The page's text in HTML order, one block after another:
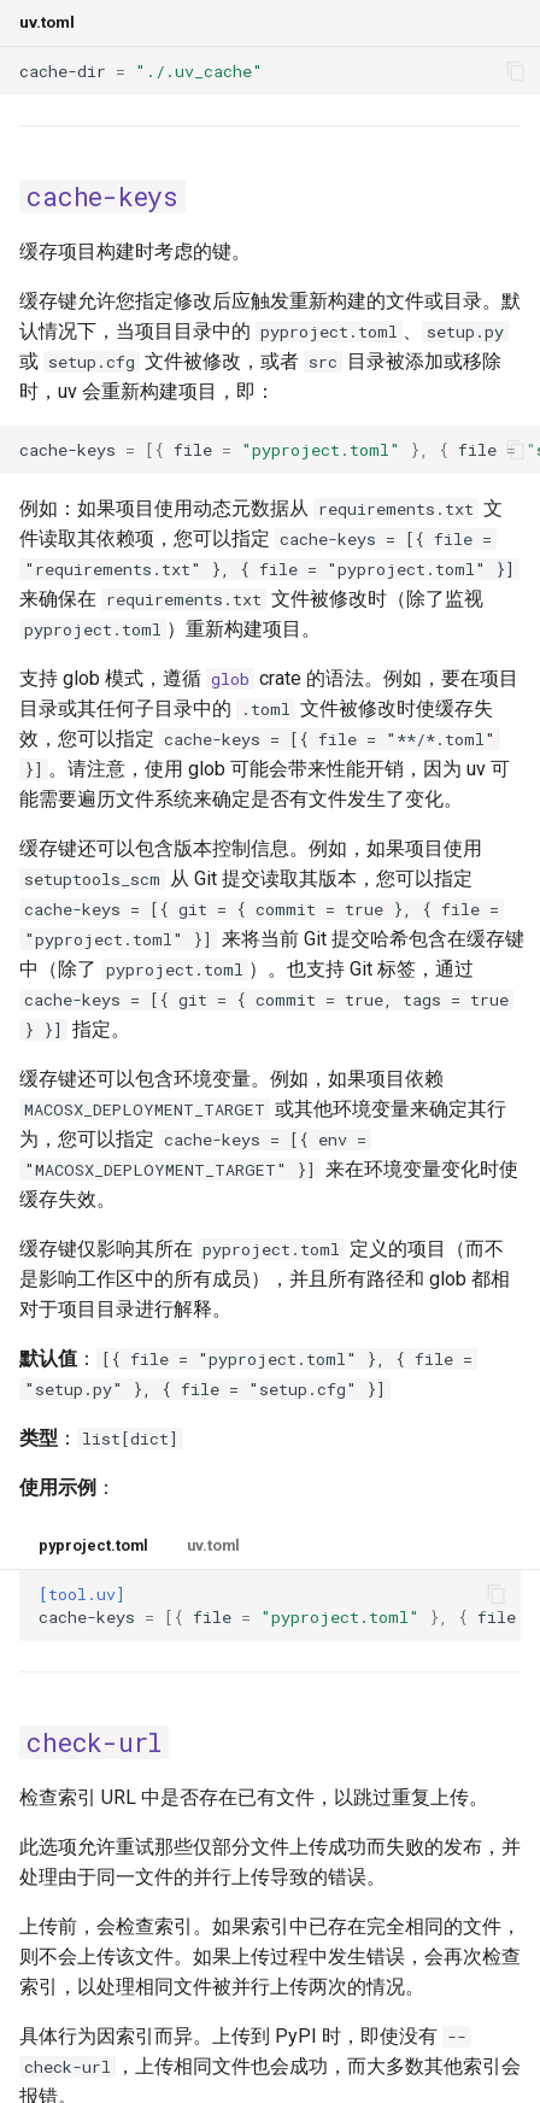
no-proxy
no-sources
offline
prerelease
preview-features
publish-url
python-downloads-json-url
python-install-mirror
python-preference
reinstall
reinstall-package
required-version
resolution
system-certs
torch-backend
trusted-publishing
upgrade
upgrade-package
audit
ignore
ignore-until-fixed
pip
all-extras
allow-empty-requirements
annotation-style
config-settings
config-settings-package
dependency-metadata
emit-build-options
emit-find-links
uv.toml
cache-dir = "./.uv_cache"
cache-keys
缓存项目构建时考虑的键。
缓存键允许您指定修改后应触发重新构建的文件或目录。默
认情况下，当项目目录中的 pyproject.toml 、 setup.py
或 setup.cfg 文件被修改，或者 src
目录被添加或移除
时，uv 会重新构建项目，即：
cache-keys = [{ file = "pyproject.toml" }, { file =
例如：如果项目使用动态元数据从 requirements.txt 文
件读取其依赖项，您可以指定 cache-keys = [{ file =
"requirements.txt" }, { file = "pyproject.toml" }]
来确保在 requirements.txt 文件被修改时（除了监视
pyproject.toml ）重新构建项目。
支持 glob 模式，遵循 glob crate 的语法。例如，要在项目
目录或其任何子目录中的
.toml 文件被修改时使缓存失
效，您可以指定 cache-keys = [{ file = "**/*.toml"
}] 。请注意，使用 glob 可能会带来性能开销，因为 uv 可
能需要遍历文件系统来确定是否有文件发生了变化。
缓存键还可以包含版本控制信息。例如，如果项目使用
setuptools_scm 从 Git 提交读取其版本，您可以指定
cache-keys = [{ git = { commit = true }, { file =
"pyproject.toml" }]
来将当前 Git 提交哈希包含在缓存键
中（除了 pyproject.toml ）。也支持 Git 标签，通过
cache-keys = [{ git = { commit = true, tags = true
} }]
指定。
缓存键还可以包含环境变量。例如，如果项目依赖
MACOSX_DEPLOYMENT_TARGET 或其他环境变量来确定其行
为，您可以指定 cache-keys = [{ env =
"MACOSX_DEPLOYMENT_TARGET" }]
来在环境变量变化时使
缓存失效。
缓存键仅影响其所在 pyproject.toml 定义的项目（而不
是影响工作区中的所有成员），并且所有路径和 glob 都相
对于项目目录进行解释。
默认值 ：
[{ file = "pyproject.toml" }, { file =
"setup.py" }, { file = "setup.cfg" }]
类型 ： list[dict]
使用示例 ：
pyproject.toml uv.toml
[tool.uv]
cache-keys = [{ file = "pyproject.toml" }, { file
check-url
检查索引 URL 中是否存在已有文件，以跳过重复上传。
此选项允许重试那些仅部分文件上传成功而失败的发布，并
处理由于同一文件的并行上传导致的错误。
上传前，会检查索引。如果索引中已存在完全相同的文件，
则不会上传该文件。如果上传过程中发生错误，会再次检查
索引，以处理相同文件被并行上传两次的情况。
具体行为因索引而异。上传到 PyPI 时，即使没有 --
check-url
，上传相同文件也会成功，而大多数其他索引会
报错。